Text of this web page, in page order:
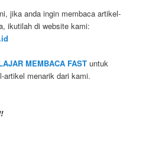
jika anda ingin membaca artikel-
ikutilah di website kami:
MEMBACA FAST untuk
artikel menarik dari kami.